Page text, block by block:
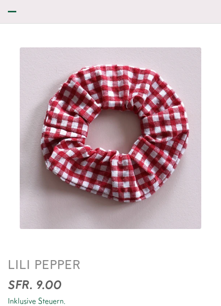
SCRUNCHIE *CHECK RED
LILI PEPPER
SFR. 9.00
Inklusive Steuern.